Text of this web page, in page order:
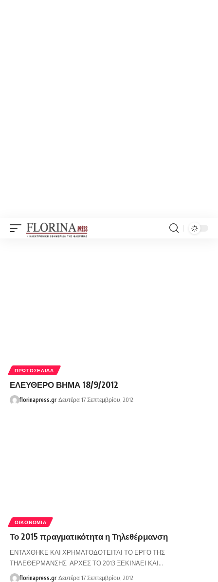
ΠΡΩΤΟΣΈΛΙΔΑ
ΕΛΕΥΘΕΡΟ ΒΗΜΑ 18/9/2012
florinapress.gr Δευτέρα 17 Σεπτεμβρίου, 2012
ΟΙΚΟΝΟΜΊΑ
Το 2015 πραγματικότητα η Τηλεθέρμανση
ΕΝΤΑΧΘΗΚΕ ΚΑΙ ΧΡΗΜΑΤΟΔΟΤΕΙΤΑΙ ΤΟ ΕΡΓΟ ΤΗΣ
ΤΗΛΕΘΕΡΜΑΝΣΗΣ ΑΡΧΕΣ ΤΟ 2013 ΞΕΚΙΝΑΕΙ ΚΑΙ…
florinapress.gr Δευτέρα 17 Σεπτεμβρίου, 2012